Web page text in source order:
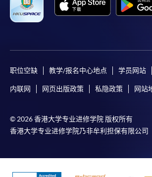
职位空缺 教学/报名中心地点 学员网站
内联网 网页出版政策 私隐政策 网站
© 2026 香港大学专业进修学院 版权所有
香港大学专业进修学院乃非牟利担保有限公司